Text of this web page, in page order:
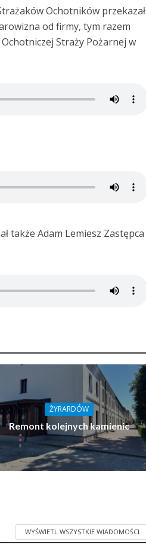
Ochotników przekazał
od firmy, tym razem
Straży Pożarnej w
także Adam Lemiesz Zastępca
ŻYRARDÓW
Remont kolejnych kamienic
WYŚWIETL WSZYSTKIE WIADOMOŚCI